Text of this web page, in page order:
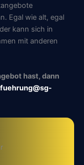
Egal wie alt, egal
kann sich in
mit anderen
hast, dann